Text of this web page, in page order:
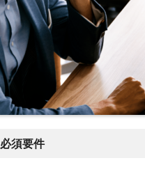
必須要件